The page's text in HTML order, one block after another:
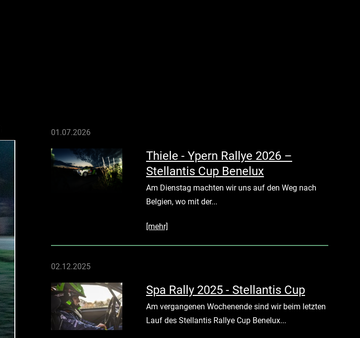
01.07.2026
Thiele - Ypern Rallye 2026 –
Stellantis Cup Benelux
Am Dienstag machten wir uns auf den Weg nach
Belgien, wo mit der...
[mehr]
02.12.2025
Spa Rally 2025 - Stellantis Cup
Am vergangenen Wochenende sind wir beim letzten
Lauf des Stellantis Rallye Cup Benelux...